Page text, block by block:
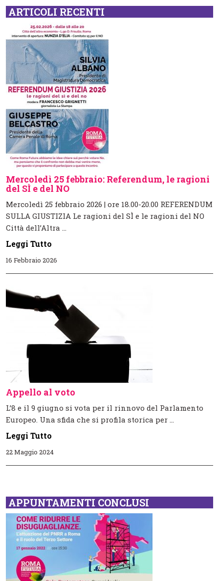
ARTICOLI RECENTI
Mercoledì 25 febbraio: Referendum, le ragioni
del SÌ e del NO
Mercoledì 25 febbraio 2026 | ore 18.00-20.00 REFERENDUM
SULLA GIUSTIZIA Le ragioni del SÌ e le ragioni del NO
Città dell’Altra ...
Leggi Tutto
16 Febbraio 2026
Appello al voto
L’8 e il 9 giugno si vota per il rinnovo del Parlamento
Europeo. Una sfida che si profila storica per ...
Leggi Tutto
22 Maggio 2024
APPUNTAMENTI CONCLUSI